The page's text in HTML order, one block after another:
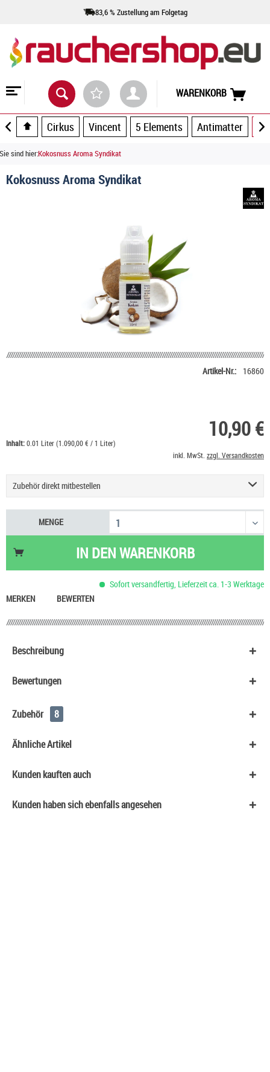
83,6 % Zustellung am Folgetag
WARENKORB
Cirkus Vincent 5 Elements Antimatter
Sie sind hier:Kokosnuss Aroma Syndikat
Kokosnuss Aroma Syndikat
Artikel-Nr.: 16860
10,90 €
Inhalt:0.01 Liter (1.090,00 € / 1 Liter)
inkl. MwSt. zzgl. Versandkosten
Zubehör direkt mitbestellen
Basis Liquid VPG (50/50) SC - 100 ml
53,90 €
Nikotin Shot 20 mg/ml UltraBio
6,50 €
Basis Liquid VPG (70/30) SC - 100 ml
29,90 €
MENGE
IN DENWARENKORB
Sofort versandfertig, Lieferzeit ca. 1-3 Werktage
MERKEN
BEWERTEN
Beschreibung
Bewertungen
Zubehör 8
Ähnliche Artikel
Kunden kauften auch
Kunden haben sich ebenfalls angesehen